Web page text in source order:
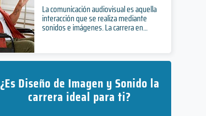
La comunicación audiovisual es aquella
interacción que se realiza mediante
sonidos e imágenes. La carrera en...
¿Es Diseño de Imagen y Sonido la
carrera ideal para ti?